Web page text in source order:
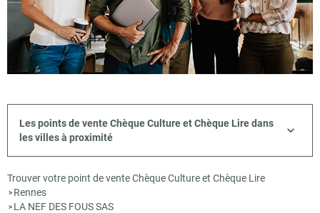
Les points de vente Chèque Culture et Chèque Lire dans
les villes à proximité
Trouver votre point de vente Chèque Culture et Chèque Lire
> Rennes
> LA NEF DES FOUS SAS